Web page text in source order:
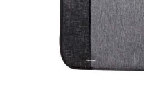
PRINTERI
POTROŠNI